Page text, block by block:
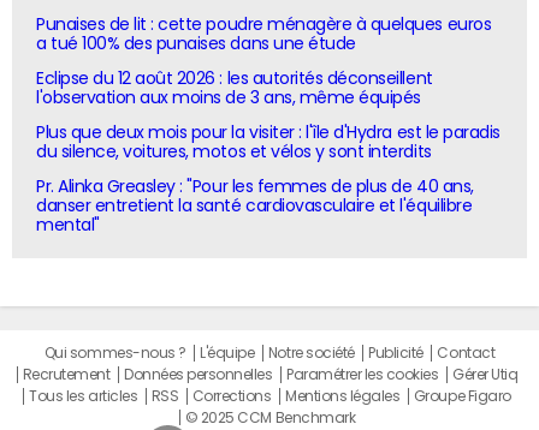
Punaises de lit : cette poudre ménagère à quelques euros
a tué 100% des punaises dans une étude
Eclipse du 12 août 2026 : les autorités déconseillent
l'observation aux moins de 3 ans, même équipés
Plus que deux mois pour la visiter : l'île d'Hydra est le paradis
du silence, voitures, motos et vélos y sont interdits
Pr. Alinka Greasley : "Pour les femmes de plus de 40 ans,
danser entretient la santé cardiovasculaire et l'équilibre
mental"
Qui sommes-nous ? L'équipe Notre société Publicité
Contact
Recrutement
Données personnelles Paramétrer les cookies
Gérer Utiq
Tous les articles
RSS Corrections Mentions légales
Groupe Figaro
© 2025 CCM Benchmark